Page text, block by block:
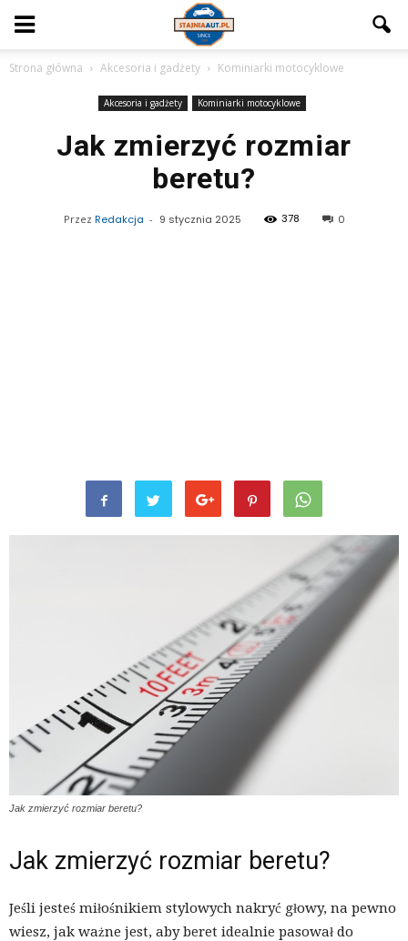
Strona główna Akcesoria i gadżety Kominiarki motocyklowe
Akcesoria i gadżety Kominiarki motocyklowe
Jak zmierzyć rozmiar
beretu?
Przez Redakcja - 9 stycznia 2025 378 0
Jak zmierzyć rozmiar beretu?
Jak zmierzyć rozmiar beretu?
Jeśli jesteś miłośnikiem stylowych nakryć głowy, na pewno
wiesz, jak ważne jest, aby beret idealnie pasował do